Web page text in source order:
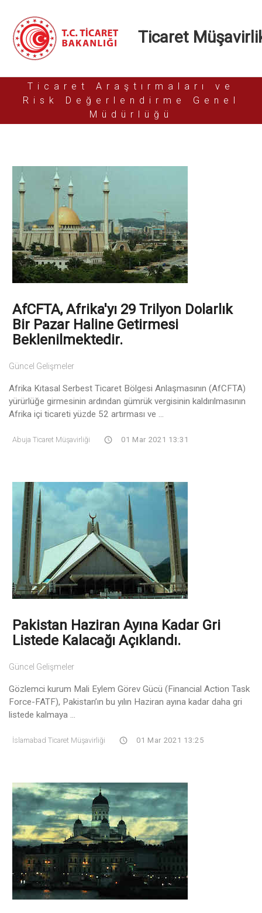
Ticaret
Ticaret Araştırmaları ve
Risk Değerlendirme Genel
Müdürlüğü
AfCFTA, Afrika'yı 29 Trilyon Dolarlık
Bir Pazar Haline Getirmesi
Beklenilmektedir.
Güncel Gelişmeler
Afrika Kıtasal Serbest Ticaret Bölgesi Anlaşmasının (AfCFTA)
yürürlüğe girmesinin ardından gümrük vergisinin kaldırılmasının
Afrika içi ticareti yüzde 52 artırması ve ...
Abuja Ticaret Müşavirliği 01 Mar 2021 13:31
Pakistan Haziran Ayına Kadar Gri
Listede Kalacağı Açıklandı.
Güncel Gelişmeler
Gözlemci kurum Mali Eylem Görev Gücü (Financial Action Task
Force-FATF), Pakistan’ın bu yılın Haziran ayına kadar daha gri
listede kalmaya ...
İslamabad Ticaret Müşavirliği 01 Mar 2021 13:25